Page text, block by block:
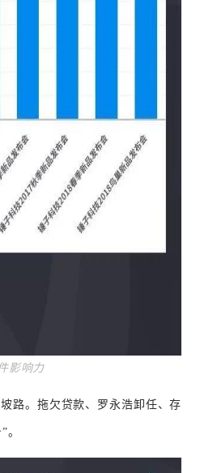
影响力
路。拖欠贷款、罗永浩卸任、存